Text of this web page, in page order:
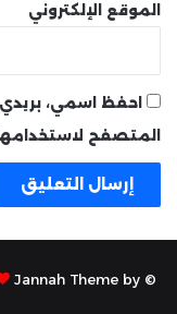
الموقع الإلكتروني
احفظ اسمي، بريدي
المتصفح
© Copyright 2026, All Rights Reserved |
Jannah Theme by